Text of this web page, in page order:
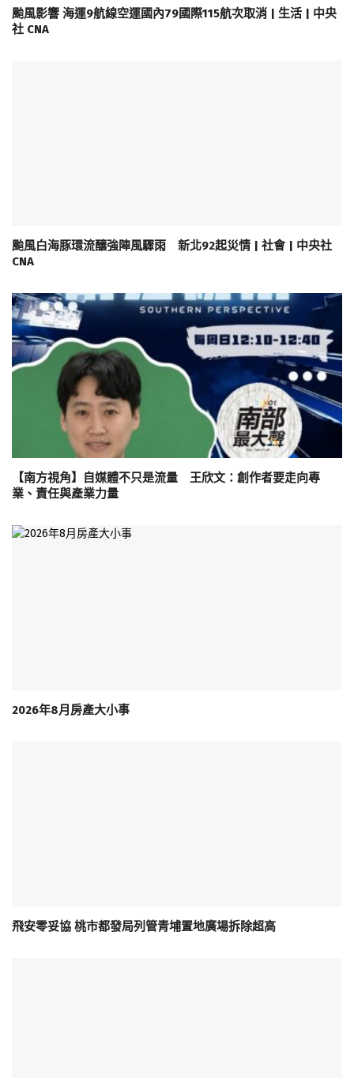
颱風影響 海運9航線空運國內79國際115航次取消 | 生活 | 中央
社 CNA
颱風白海豚環流釀強陣風驟雨 新北92起災情 | 社會 | 中央社
CNA
【南方視角】自媒體不只是流量 王欣文：創作者要走向專
業、責任與產業力量
2026年8月房產大小事
飛安零妥協 桃市都發局列管青埔置地廣場拆除超高